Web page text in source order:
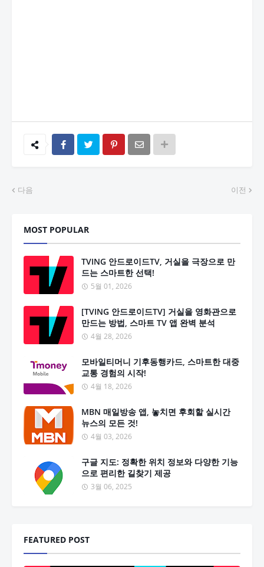
다음 이전
MOST POPULAR
TVING 안드로이드TV, 거실을 극장으로 만
드는 스마트한 선택!
5월 01, 2026
[TVING 안드로이드TV] 거실을 영화관으로
만드는 방법, 스마트 TV 앱 완벽 분석
4월 28, 2026
모바일티머니 기후동행카드, 스마트한 대중
교통 경험의 시작!
4월 18, 2026
MBN 매일방송 앱, 놓치면 후회할 실시간
뉴스의 모든 것!
4월 03, 2026
구글 지도: 정확한 위치 정보와 다양한 기능
으로 편리한 길찾기 제공
3월 06, 2025
FEATURED POST